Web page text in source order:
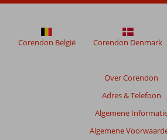
dan
maanden
worden
Over Corendon
Adres & Telefoon
Algemene
Algemene
Corendon België Corendon Denmark